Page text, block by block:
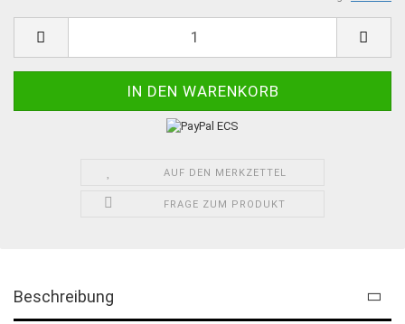
AUF DEN MERKZETTEL
FRAGE ZUM PRODUKT
Beschreibung